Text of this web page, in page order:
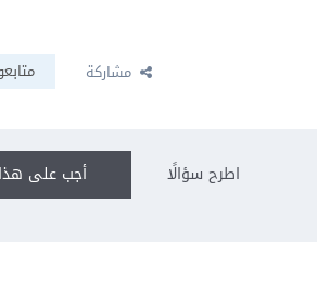
مشاركة
أجب على اطرح سؤالًا